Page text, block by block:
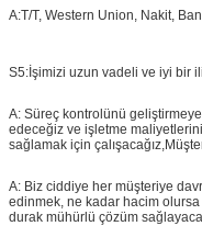
A:T/T, Western Union, Nakit,
S5:İşimizi uzun vadeli ve iyi bir
A: Süreç kontrolünü
edeceğiz ve işletme
sağlamak için
A: Biz ciddiye her müşteriye
edinmek, ne kadar hacim
durak mühürlü çözüm